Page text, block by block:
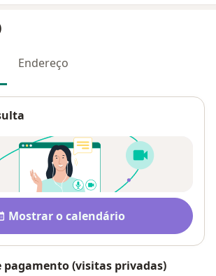
Endereço
Mostrar o calendário
pagamento (visitas privadas)